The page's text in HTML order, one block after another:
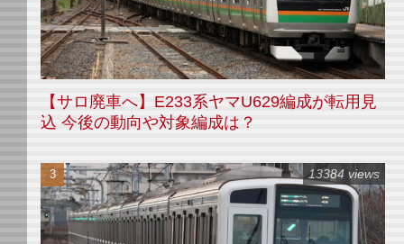
【サロ廃車へ】E233系ヤマU629編成が転用見
込 今後の動向や対象編成は？
13384 views